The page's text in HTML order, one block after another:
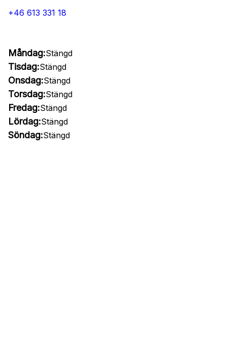
+46 613 331 18
Måndag:Stängd
Tisdag:Stängd
Onsdag:Stängd
Torsdag:Stängd
Fredag:Stängd
Lördag:Stängd
Söndag:Stängd